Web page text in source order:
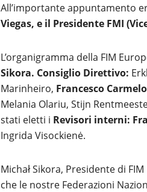
All’importante appuntamento
Viegas, e il Presidente FMI
L’organigramma della FIM
Sikora. Consiglio Direttivo:
Marinheiro, Francesco
Melania Olariu, Stijn
stati eletti i Revisori interni:
Ingrida Visockienė.
Michał Sikora, Presidente di
che le nostre Federazioni